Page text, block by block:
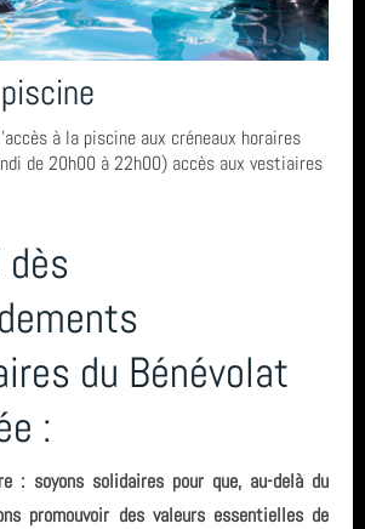
à la piscine aux créneaux horaires
de 20h00 à 22h00) accès aux vestiaires
dès
du Bénévolat
:
: soyons solidaires pour que, au-delà du
promouvoir des valeurs essentielles de